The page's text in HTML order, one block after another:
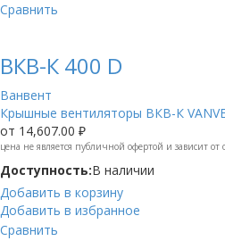
Сравнить
ВКВ-К 400 D
Ванвент
Крышные вентиляторы ВКВ-К
от 14,607.00 ₽
цена не является публичной офертой и зависит от
Доступность:В наличии
Добавить в корзину
Добавить в избранное
Сравнить